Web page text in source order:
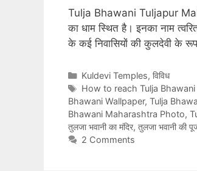
Tulja Bhawani Tuljapur
का धाम स्थित है। इनका नाम
के कई निवासियों की कुलदेवी के
Categories
Kuldevi Temples, विविध
Tags
How to reach Tulja
Bhawani Wallpaper, Tulja
Bhawani Maharashtra Photo,
तुलजा भवानी का मंदिर, तुलजा भवानी की
2 Comments